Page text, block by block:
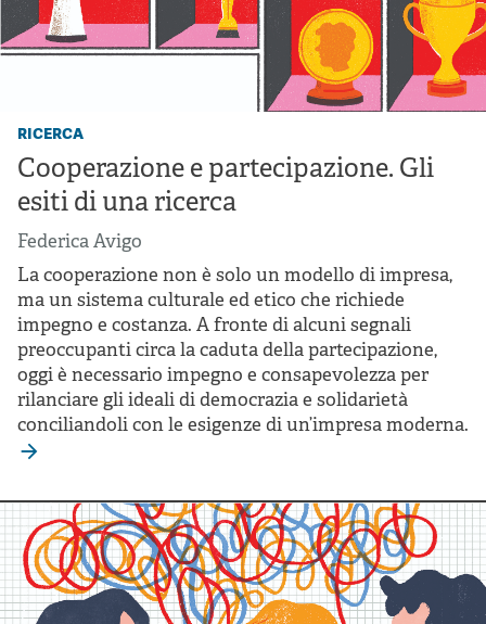
ricerca
Cooperazione e partecipazione. Gli
esiti di una ricerca
Federica Avigo
La cooperazione non è solo un modello di impresa,
ma un sistema culturale ed etico che richiede
impegno e costanza. A fronte di alcuni segnali
preoccupanti circa la caduta della partecipazione,
oggi è necessario impegno e consapevolezza per
rilanciare gli ideali di democrazia e solidarietà
conciliandoli con le esigenze di un’impresa moderna.